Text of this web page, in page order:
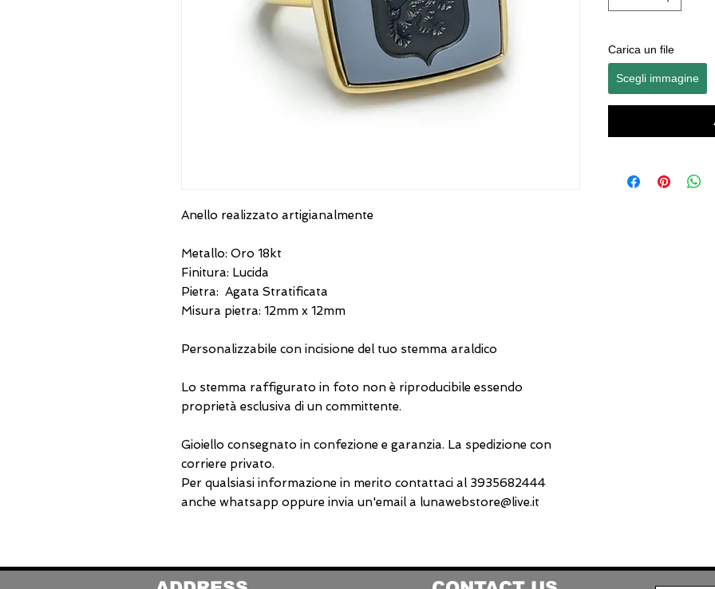
Anello realizzato artigianalmente
Metallo: Oro 18kt
Finitura: Lucida
Pietra: Agata Stratificata
Misura pietra: 12mm x 12mm
Personalizzabile con incisione del tuo stemma araldico
Lo stemma raffigurato in foto non è riproducibile essendo
proprietà esclusiva di un committente.
Gioiello consegnato in confezione e garanzia. La spedizione con
corriere privato.
Per qualsiasi informazione in merito contattaci al 3935682444
anche whatsapp oppure invia un'email a lunawebstore@live.it
Carica un file
Scegli immagine